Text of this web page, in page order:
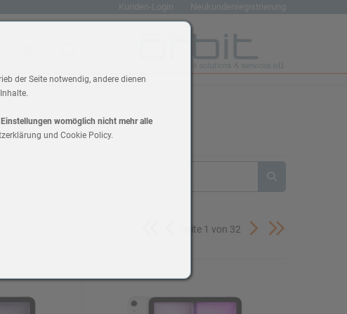
Kunden-Login Neukundenregistrierung
Seite 1 von 32
der Seite notwendig, andere dienen
womöglich nicht mehr alle
und Cookie Policy.